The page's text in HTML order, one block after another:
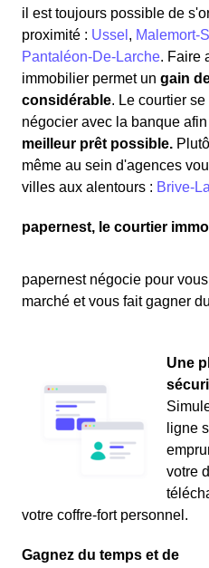
il est toujours possible de
proximité : Ussel , Malemort-
Pantaléon-De-Larche. Faire
immobilier permet un gain
considérable. Le courtier
négocier avec la banque
meilleur prêt possible.
même au sein d'agences
villes aux alentours : Brive-
papernest, le courtier
papernest négocie pour
marché et vous fait gagner
Une
ligne
votre
votre coffre-fort personnel.
Gagnez du temps et de